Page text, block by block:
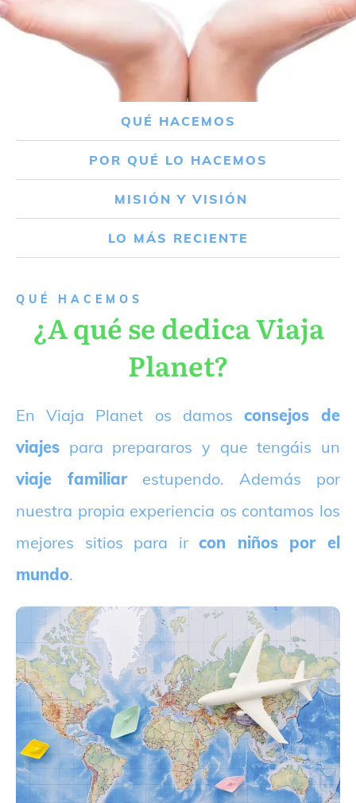
QUÉ HACEMOS
POR QUÉ LO HACEMOS
MISIÓN Y VISIÓN
LO MÁS RECIENTE
QUÉ HACEMOS
¿A qué se dedica Viaja
Planet?
En Viaja Planet os damos consejos de
viajes para prepararos y que tengáis un
viaje familiarestupendo. Además por
nuestra propia experiencia os contamos los
mejores sitios para ircon niños por el
mundo.